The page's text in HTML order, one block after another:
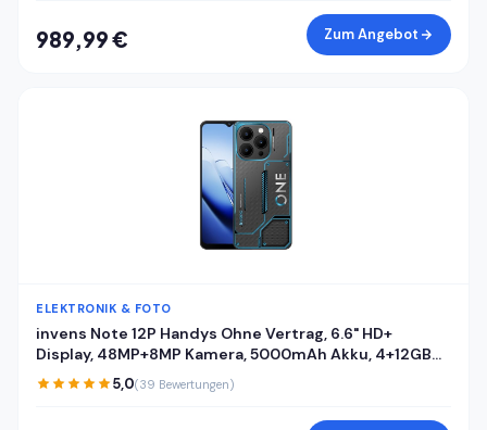
989,99 € Zum Angebot
ELEKTRONIK & FOTO
invens Note 12P Handys Ohne Vertrag, 6.6" HD+
Display, 48MP+8MP Kamera, 5000mAh Akku, 4+12GB
RAM 128GB ROM, Android 15 günstiges Smartphone,
Dual SIM Handy + TF, Face ID/Fingerabdruck, Cyberblau
5,0(39 Bewertungen)